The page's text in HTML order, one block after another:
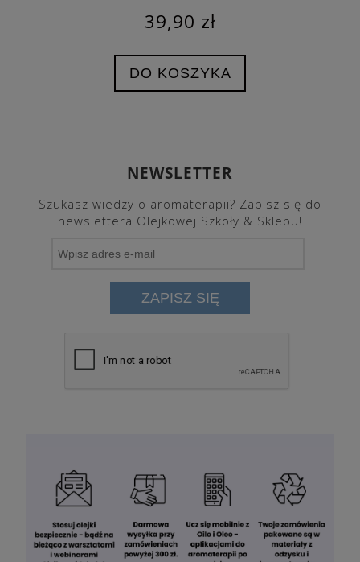
39,90 zł
DO KOSZYKA
NEWSLETTER
Szukasz wiedzy o aromaterapii? Zapisz się do
newslettera Olejkowej Szkoły & Sklepu!
ZAPISZ SIĘ